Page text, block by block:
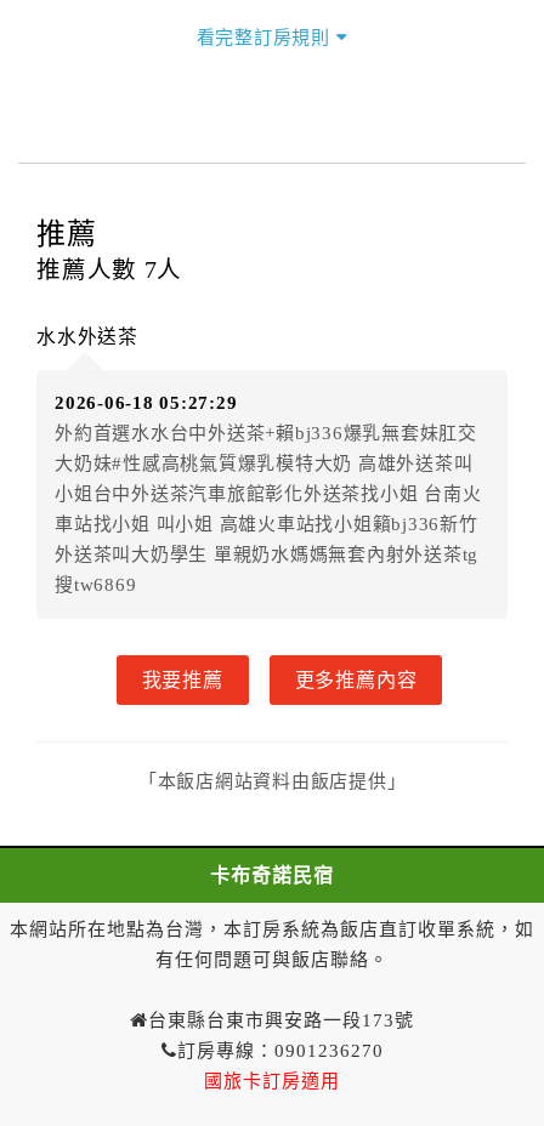
甲方訂房應告知乙方預定住宿之期間、所需客房房
本契約之房價經雙方合意，依網路售價計費（含稅
金及服務費），乙方除提供住宿外，尚包括（依預訂專
第四條（入住、退房時間）
甲、乙雙方同意本契約之付款方式依乙方提供方
式。
第六條（定金或預收房價總金額之收取）
乙方接受甲方訂房後，甲方入住前，乙方預收取總
房費50%為定金
第七條（甲方解約時定金之退還）
甲方解約時，應通知乙方，並得要求乙方依下列標
一、甲方解約通知於預定住宿日前第十四日以前到達
者，得請求乙方退還已付定金百分之百。
三、甲方解約通知於預定住宿日前第七日至第九日到達
者，得請求乙方退還已付定金百分之四十。
五、甲方解約通知於預定住宿日前第二日至第三日到達
者，得請求乙方退還已付定金百分之三十。
六、甲方解約通知於預定住宿日前第一日到達者，得請
七、甲方解約通知於預定住宿日當日到達或未為解約通
知者，乙方得不退還甲方已付全部定金。
一年內保留已付金額作為日後消費折抵使用：
看完整訂房規則
推薦
推薦人數 7人
水水外送茶
2026-06-18 05:27:29
外約首選水水台中外送茶+賴bj336爆乳無套妹肛交
大奶妹#性感高桃氣質爆乳模特大奶 高雄外送茶叫
小姐台中外送茶汽車旅館彰化外送茶找小姐 台南火
車站找小姐 叫小姐 高雄火車站找小姐籟bj336新竹
外送茶叫大奶學生 單親奶水媽媽無套內射外送茶tg
搜tw6869
我要推薦 更多推薦內容
「本飯店網站資料由飯店提供」
卡布奇諾民宿
本網站所在地點為台灣，本訂房系統為飯店直訂收單系統，如
有任何問題可與飯店聯絡。
台東縣台東市興安路一段173號
訂房專線：0901236270
國旅卡訂房適用